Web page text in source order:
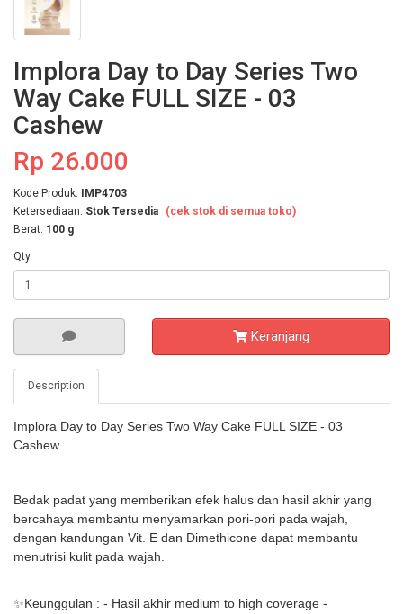
Implora Day to Day Series Two
Way Cake FULL SIZE - 03
Cashew
Rp 26.000
Kode Produk:
IMP4703
Ketersediaan: Stok Tersedia
(cek stok di semua toko)
Berat: 100 g
Qty
Keranjang
Description
Implora Day to Day Series Two Way Cake FULL SIZE - 03
Cashew
Bedak padat yang memberikan efek halus dan hasil akhir yang
bercahaya membantu menyamarkan pori-pori pada wajah,
dengan kandungan Vit. E dan Dimethicone dapat membantu
menutrisi kulit pada wajah.
✨Keunggulan : - Hasil akhir medium to high coverage -